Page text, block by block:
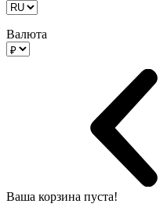
Валюта
Ваша корзина пуста!